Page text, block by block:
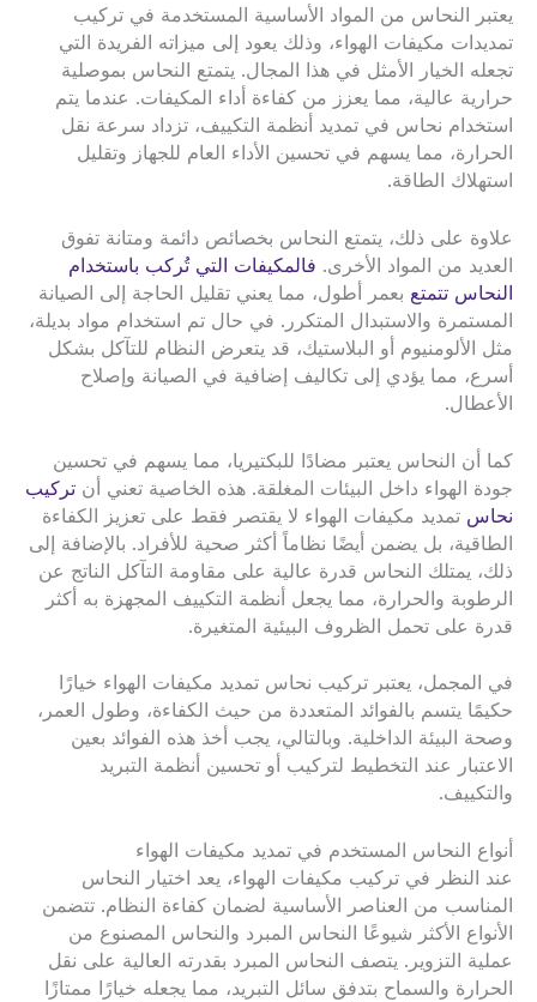
يعتبر النحاس من المواد الأساسية المستخدمة في تركيب
تمديدات مكيفات الهواء، وذلك يعود إلى ميزاته الفريدة التي
تجعله الخيار الأمثل في هذا المجال. يتمتع النحاس بموصلية
حرارية عالية، مما يعزز من كفاءة أداء المكيفات. عندما يتم
استخدام نحاس في تمديد أنظمة التكييف، تزداد سرعة نقل
الحرارة، مما يسهم في تحسين الأداء العام للجهاز وتقليل
استهلاك الطاقة.
علاوة على ذلك، يتمتع النحاس بخصائص دائمة ومتانة تفوق
العديد من المواد الأخرى. فالمكيفات التي تُركب باستخدام
النحاس تتمتع بعمر أطول، مما يعني تقليل الحاجة إلى الصيانة
المستمرة والاستبدال المتكرر. في حال تم استخدام مواد بديلة،
مثل الألومنيوم أو البلاستيك، قد يتعرض النظام للتآكل بشكل
أسرع، مما يؤدي إلى تكاليف إضافية في الصيانة وإصلاح
الأعطال.
كما أن النحاس يعتبر مضادًا للبكتيريا، مما يسهم في تحسين
جودة الهواء داخل البيئات المغلقة. هذه الخاصية تعني أن تركيب
نحاس تمديد مكيفات الهواء لا يقتصر فقط على تعزيز الكفاءة
الطاقية، بل يضمن أيضًا نظاماً أكثر صحية للأفراد. بالإضافة إلى
ذلك، يمتلك النحاس قدرة عالية على مقاومة التآكل الناتج عن
الرطوبة والحرارة، مما يجعل أنظمة التكييف المجهزة به أكثر
قدرة على تحمل الظروف البيئية المتغيرة.
في المجمل، يعتبر تركيب نحاس تمديد مكيفات الهواء خيارًا
حكيمًا يتسم بالفوائد المتعددة من حيث الكفاءة، وطول العمر،
وصحة البيئة الداخلية. وبالتالي، يجب أخذ هذه الفوائد بعين
الاعتبار عند التخطيط لتركيب أو تحسين أنظمة التبريد
والتكييف.
أنواع النحاس المستخدم في تمديد مكيفات الهواء
عند النظر في تركيب مكيفات الهواء، يعد اختيار النحاس
المناسب من العناصر الأساسية لضمان كفاءة النظام. تتضمن
الأنواع الأكثر شيوعًا النحاس المبرد والنحاس المصنوع من
عملية التزوير. يتصف النحاس المبرد بقدرته العالية على نقل
الحرارة والسماح بتدفق سائل التبريد، مما يجعله خيارًا ممتازًا